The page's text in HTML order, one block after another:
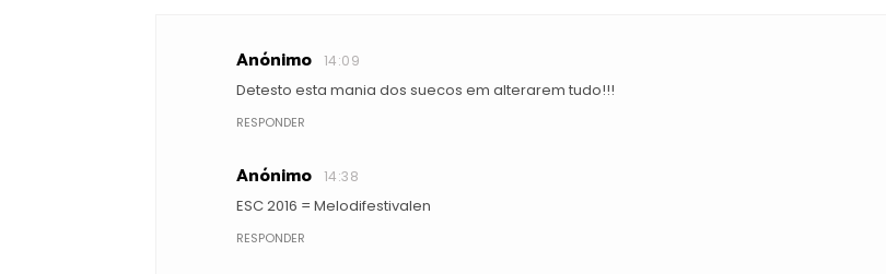
Anónimo 14:09
Detesto esta mania dos suecos em alterarem tudo!!!
RESPONDER
Anónimo 14:38
ESC 2016 = Melodifestivalen
RESPONDER